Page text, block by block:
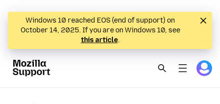
Windows 10 reached EOS (end of support) on
October 14, 2025. If you are on Windows 10, see
this article.